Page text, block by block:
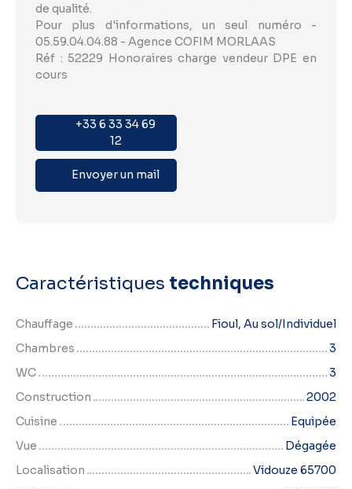
de qualité.
Pour plus d'informations, un seul numéro -
05.59.04.04.88 - Agence COFIM MORLAAS
Réf : 52229 Honoraires charge vendeur DPE en
cours
+33 6 33 34 69
12
Envoyer un mail
Caractéristiques techniques
Chauffage
Fioul, Au sol/Individuel
Chambres
3
WC
3
Construction
2002
Cuisine
Equipée
Vue
Dégagée
Localisation
Vidouze 65700